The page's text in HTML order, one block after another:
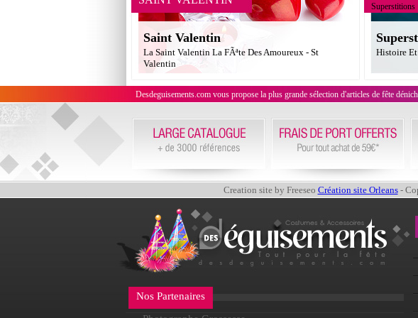
Saint Valentin
La Saint Valentin La FÃªte Des Amoureux - St
Valentin
Superstitions
Histoire
Desdeguisements.com vous propose la plus grande sélection d'articles de fête
Creation site by Freeseo Création site Orleans-
Nos Partenaires